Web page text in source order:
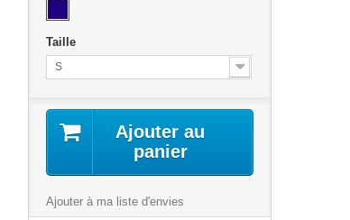
Taille
S
Ajouter au
panier
Ajouter à ma liste d'envies